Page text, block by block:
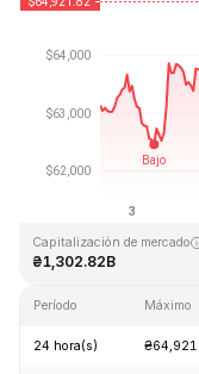
Última actualización: 2026-
Capitalización de mercado
₴1,302.82B
Período Máximo
24 hora(s)